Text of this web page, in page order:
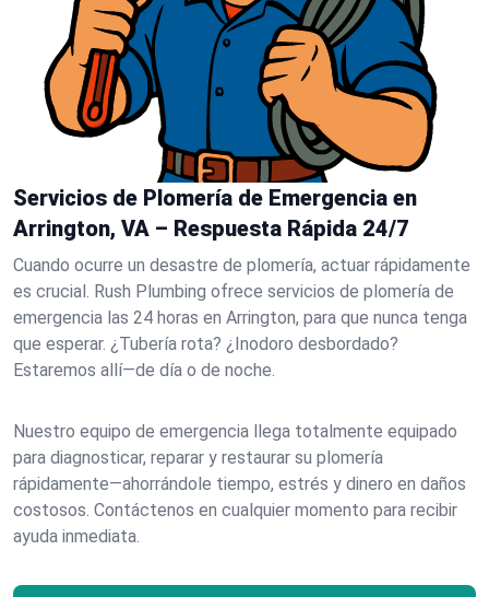
Servicios de Plomería de Emergencia en
Arrington, VA – Respuesta Rápida 24/7
Cuando ocurre un desastre de plomería, actuar rápidamente
es crucial. Rush Plumbing ofrece servicios de plomería de
emergencia las 24 horas en Arrington, para que nunca tenga
que esperar. ¿Tubería rota? ¿Inodoro desbordado?
Estaremos allí—de día o de noche.
Nuestro equipo de emergencia llega totalmente equipado
para diagnosticar, reparar y restaurar su plomería
rápidamente—ahorrándole tiempo, estrés y dinero en daños
costosos. Contáctenos en cualquier momento para recibir
ayuda inmediata.